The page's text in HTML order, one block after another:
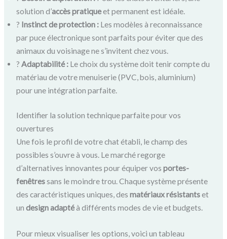
solution d’accès pratiqueet permanent est idéale.
? Instinct de protection : Les modèles à reconnaissance
par puce électronique sont parfaits pour éviter que des
animaux du voisinage ne s’invitent chez vous.
?Adaptabilité : Le choix du système doit tenir compte du
matériau de votre menuiserie (PVC, bois, aluminium)
pour une intégration parfaite.
Identifier la solution technique parfaite pour vos
ouvertures
Une fois le profil de votre chat établi, le champ des
possibles s’ouvre à vous. Le marché regorge
d’alternatives innovantes pour équiper vosportes-
fenêtressans le moindre trou. Chaque système présente
des caractéristiques uniques, desmatériaux résistantset
undesign adaptéà différents modes de vie et budgets.
Pour mieux visualiser les options, voici un tableau